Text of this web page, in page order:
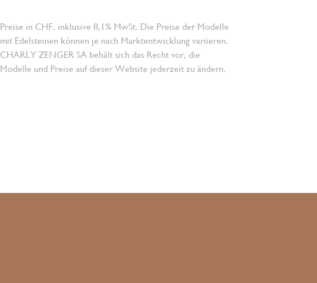
Preise in CHF, inklusive 8,1% MwSt. Die Preise der Modelle
mit Edelsteinen können je nach Marktentwicklung variieren.
CHARLY ZENGER SA behält sich das Recht vor, die
Modelle und Preise auf dieser Website jederzeit zu ändern.